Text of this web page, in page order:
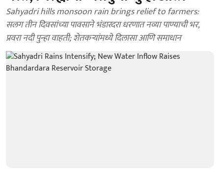
Sahyadri hills monsoon rain brings relief to farmers:
सलग तीन दिवसांच्या पावसाने भंडारदरा धरणात नव्या पाण्याची भर,
प्रवरा नदी पुन्हा वाहती; शेतकऱ्यांमध्ये दिलासा आणि समाधान